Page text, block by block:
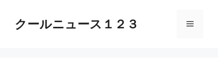
クールニュース１２３ メ